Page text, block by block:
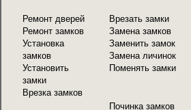
Ремонт дверей
Ремонт замков
Установка
замков
Установить
замки
Врезка замков
Врезать замки
Замена замков
Заменить замок
Замена личинок
Поменять замки
Починка замков